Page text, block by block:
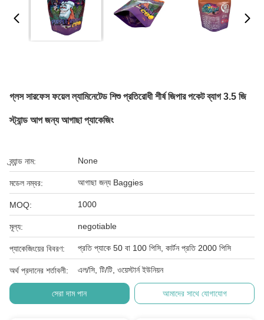
গ্লস সারফেস ফয়েল ল্যামিনেটেড শিশু প্রতিরোধী শীর্ষ জিপার পকেট ব্যাগ 3.5 জি
স্ট্যান্ড আপ জন্য আগাছা প্যাকেজিং
ব্র্যান্ড নাম: None
মডেল নম্বর: আগাছা জন্য Baggies
MOQ: 1000
মূল্য: negotiable
প্যাকেজিংয়ের বিবরণ: প্রতি প্যাকে 50 বা 100 পিসি, কার্টন প্রতি 2000 পিসি
অর্থ প্রদানের শর্তাবলী: এল/সি, টি/টি, ওয়েস্টার্ন ইউনিয়ন
সেরা দাম পান আমাদের সাথে যোগাযোগ